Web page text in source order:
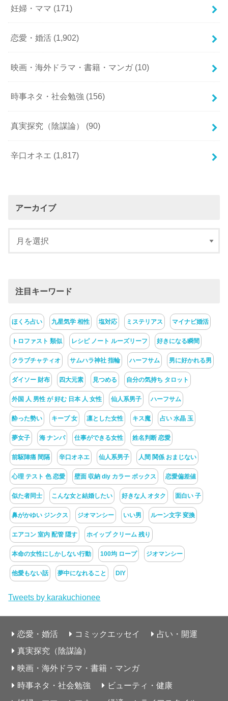
妊婦・ママ (171)
恋愛・婚活 (1,902)
映画・海外ドラマ・書籍・マンガ (10)
時事ネタ・社会勉強 (156)
真実探究（陰謀論） (90)
辛口オネエ (1,817)
アーカイブ
注目キーワード
ほくろ占い 九星気学 相性 塩対応 ミステリアス マイナビ婚活
トロファスト 類似 レシピ ノート ルーズリーフ 好きになる瞬間
クラブチャティオ サムハラ神社 指輪 ハーフサム 男に好かれる男
ダイソー 財布 四大元素 見つめる 自分の気持ち タロット
外国 人 男性 が 好む 日本 人 女性 仙人系男子 ハーフサム
酔った勢い キープ 女 凛とした女性 キス魔 占い 水晶 玉
夢女子 海 ナンパ 仕事ができる女性 姓名判断 恋愛
前駆陣痛 間隔 辛口オネエ 仙人系男子 人間 関係 おまじない
心理 テスト 色 恋愛 壁面 収納 diy カラー ボックス 恋愛偏差値
似た者同士 こんな女と結婚したい 好きな人 オタク 面白い 子
鼻がかゆい ジンクス ジオマンシー いい男 ルーン文字 変換
エアコン 室内 配管 隠す ホイップ クリーム 残り
本命の女性にしかしない行動 100均 ロープ ジオマンシー
他愛もない話 夢中になれること DIY
Tweets by karakuchionee
恋愛・婚活 コミックエッセイ
占い・開運
真実探究（陰謀論）
映画・海外ドラマ・書籍・マンガ
時事ネタ・社会勉強
ビューティ・健康